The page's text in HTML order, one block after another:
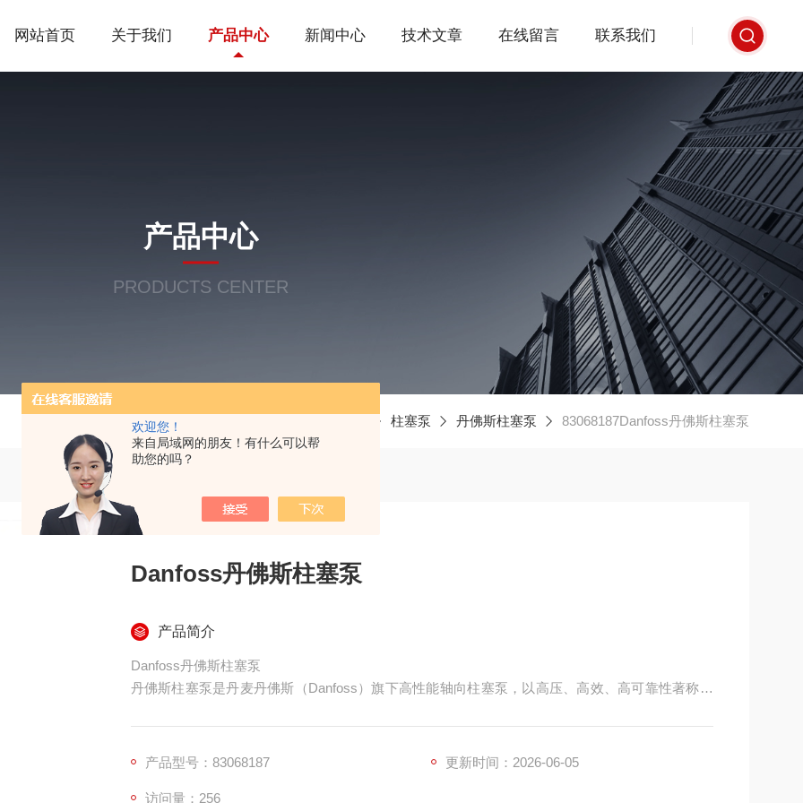
欢迎您！
来自局域网的朋友！有什么可以帮
助您的吗？
网站首页 关于我们 产品中心 新闻中心 技术文章 在线留言 联系我们
产品中心
PRODUCTS CENTER
柱塞泵 丹佛斯柱塞泵 83068187Danfoss丹佛斯柱塞泵
Danfoss丹佛斯柱塞泵
产品简介
Danfoss丹佛斯柱塞泵
丹佛斯柱塞泵是丹麦丹佛斯（Danfoss）旗下高性能轴向柱塞泵，以高压、高效、高可靠性著称，
产品型号：83068187 更新时间：2026-06-05
访问量：256